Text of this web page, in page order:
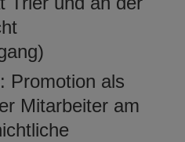
Promotion als
Mitarbeiter am